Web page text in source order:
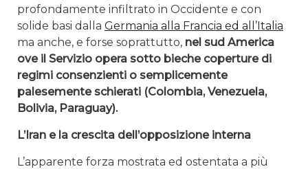
profondamente infiltrato in Occidente e con
solide basi dalla Germania alla Francia ed all’Italia
ma anche, e forse soprattutto, nel sud America
ove il Servizio opera sotto bieche coperture di
regimi consenzienti o semplicemente
palesemente schierati (Colombia, Venezuela,
Bolivia, Paraguay).
L’Iran e la crescita dell’opposizione interna
L’apparente forza mostrata ed ostentata a più